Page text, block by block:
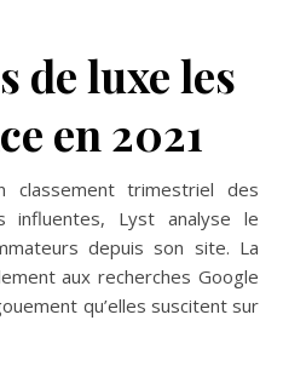
de luxe les
en 2021
trimestriel des
influentes, Lyst analyse le
depuis son site. La
aux recherches Google
qu’elles suscitent sur